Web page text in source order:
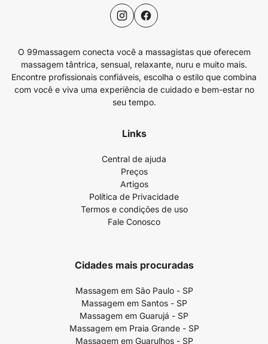
O 99massagem conecta você a massagistas que oferecem
massagem tântrica, sensual, relaxante, nuru e muito mais.
Encontre profissionais confiáveis, escolha o estilo que combina
com você e viva uma experiência de cuidado e bem-estar no
seu tempo.
Links
Central de ajuda
Preços
Artigos
Política de Privacidade
Termos e condições de uso
Fale Conosco
Cidades mais procuradas
Massagem em São Paulo - SP
Massagem em Santos - SP
Massagem em Guarujá - SP
Massagem em Praia Grande - SP
Massagem em Guarulhos - SP